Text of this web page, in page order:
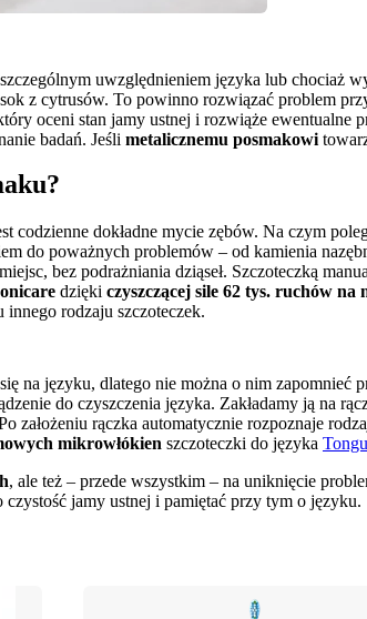
uwzględnieniem języka lub chociaż
z cytrusów. To powinno rozwiązać problem
oceni stan jamy ustnej i rozwiąże ewentualne
badań. Jeśli metalicznemu posmakowi
codzienne dokładne mycie zębów. Na czym
do poważnych problemów – od kamienia
bez podrażniania dziąseł. Szczoteczką
dzięki czyszczącej sile 62 tys. ruchów na
innego rodzaju szczoteczek.
na języku, dlatego nie można o nim
założeniu rączka automatycznie rozpoznaje
mikrowłókien szczoteczki do języka
, ale też – przede wszystkim – na uniknięcie
jamy ustnej i pamiętać przy tym o języku.